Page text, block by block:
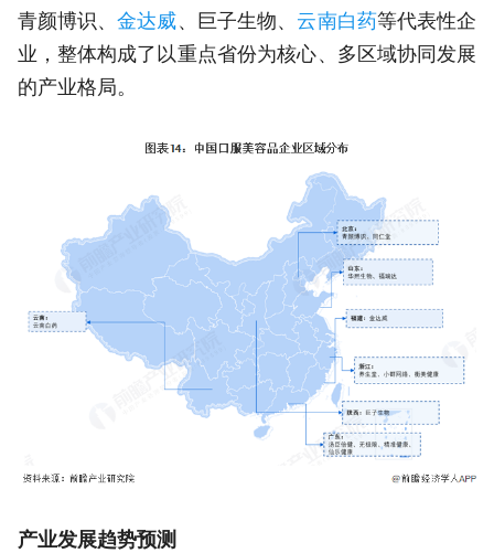
青颜博识、金达威、巨子生物、 云南白药等代表性企
业，整体构成了以重点省份为核心、多区域协同发展
的产业格局。
产业发展趋势预测